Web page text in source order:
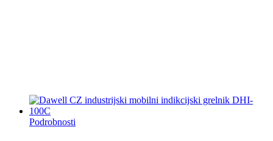
Podrobnosti